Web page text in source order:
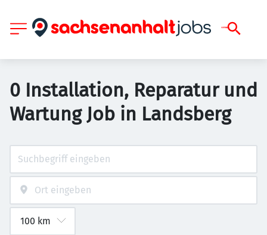
0 Installation, Reparatur und
Wartung Job in Landsberg